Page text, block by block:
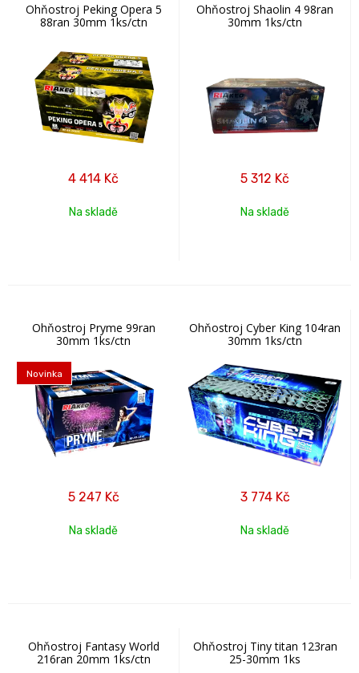
Ohňostroj Peking Opera 5
88ran 30mm 1ks/ctn
4 414 Kč
Na skladě
Ohňostroj Shaolin 4 98ran
30mm 1ks/ctn
5 312 Kč
Na skladě
Ohňostroj Pryme 99ran
30mm 1ks/ctn
Novinka
5 247 Kč
Na skladě
Ohňostroj Cyber King 104ran
30mm 1ks/ctn
3 774 Kč
Na skladě
Ohňostroj Fantasy World
216ran 20mm 1ks/ctn
Ohňostroj Tiny titan 123ran
25-30mm 1ks